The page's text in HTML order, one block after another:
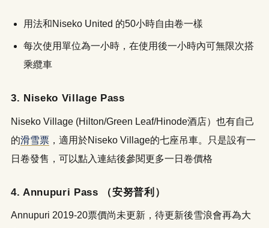
LINE WhatsApp
用法和Niseko United 的50小時自由卷一樣
每次使用單位為一小時，在使用後一小時內可無限次搭
乘纜車
3. Niseko Village Pass
Niseko Village (Hilton/Green Leaf/Hinode酒店）也有自己
的滑雪票，適用於Niseko Village的七座吊車。只是設有一
日卷發售，可以點入連結後參閱更多一日卷價格
4. Annupuri Pass （安努普利）
Annupuri 2019-20票價尚未更新，待更新後雪浪會再為大